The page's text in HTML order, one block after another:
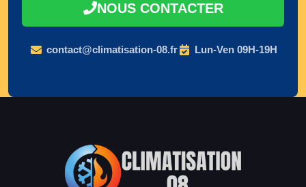
NOUS CONTACTER
contact@climatisation-08.fr Lun-Ven 09H-19H